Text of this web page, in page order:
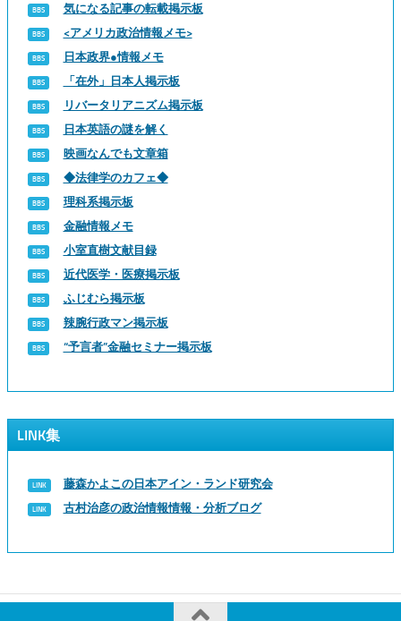
気になる記事の転載掲示板
<アメリカ政治情報メモ>
日本政界●情報メモ
「在外」日本人掲示板
リバータリアニズム掲示板
日本英語の謎を解く
映画なんでも文章箱
◆法律学のカフェ◆
理科系掲示板
金融情報メモ
小室直樹文献目録
近代医学・医療掲示板
ふじむら掲示板
辣腕行政マン掲示板
“予言者”金融セミナー掲示板
LINK集
藤森かよこの日本アイン・ランド研究会
古村治彦の政治情報情報・分析ブログ